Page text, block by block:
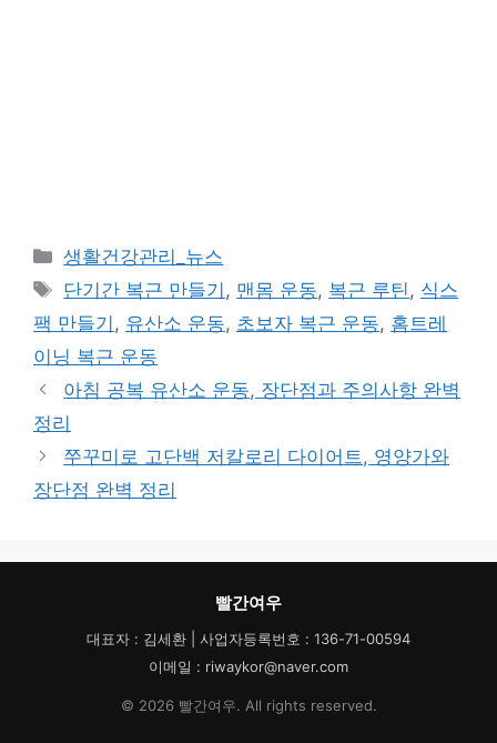
카
테
리
생활건강관리_뉴스
태
그
단기간 복근 만들기 , 맨몸 운동, 복근 루틴, 식스
팩 만들기 , 유산소 운동, 초보자 복근 운동, 홈트레
이닝 복근 운동
아침 공복 유산소 운동, 장단점과 주의사항 완벽
정리
쭈꾸미로 고단백 저칼로리 다이어트, 영양가와
장단점 완벽 정리
빨간여우
대표자 : 김세환 | 사업자등록번호 : 136-71-00594
이메일 : riwaykor@naver.com
© 2026 빨간여우. All rights reserved.